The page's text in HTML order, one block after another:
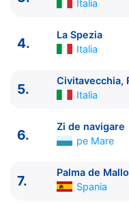
Ziua | Portul | Sosire -
Cannes Franta
3.
Genova Italia
Italia
4.
La Spezia
Italia
5.
Civitavecchia,
Italia
6.
Zi de navigare
pe Mare
7.
Palma de
Spania